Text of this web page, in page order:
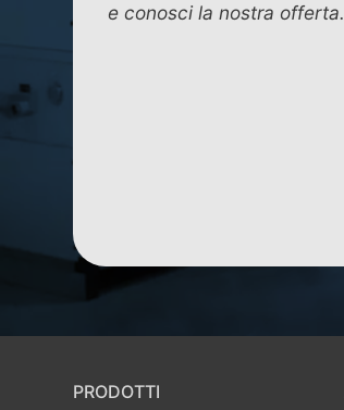
e conosci la nostra offerta.
PRODOTTI